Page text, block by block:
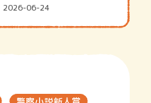
2026-06-24